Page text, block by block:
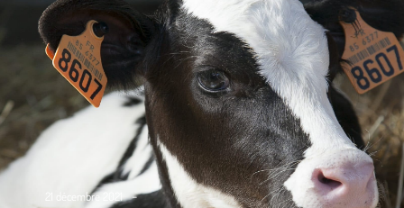
21 décembre 2021 -